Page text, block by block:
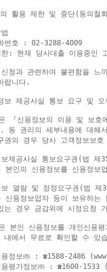
의 활용 제한 및 중단(동의철
번호 : 02-3288-4009
: 현재 당사대출 이용중인
청과 관련하여 불편함을 느
랍니다.
제공사실 통보 요구 및 오
『신용정보의 이용 및 보호
. 동 권리의 세부내용에 대해
권의 경우 당사 고객정보보
제공사실 통보요구권(법 제
본인의 신용정보를 신용정
보 열람 및 정정요구권(법
신용정보업자 등이 보유하는
는 경우 금감위에 시정요청
본인 신용정보를 개인신용
내에서 무료로 확인할 수 있
용정보㈜ : ☎1588-2486
용평가정보㈜ : ☎1600-